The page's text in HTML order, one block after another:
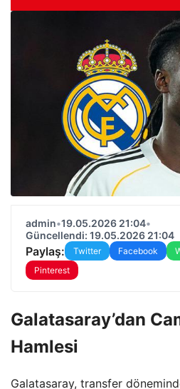
admin•19.05.2026 21:04•
Güncellendi: 19.05.2026 21:04
Paylaş: Twitter Facebook
Pinterest
Galatasaray’dan
Hamlesi
Galatasaray, transfer